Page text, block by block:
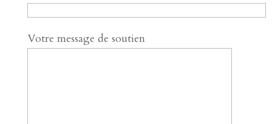
Votre message de soutien